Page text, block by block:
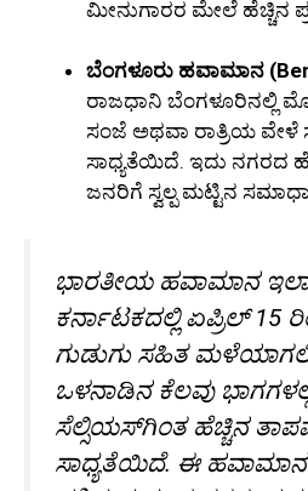
ಮೀನುಗಾರರ ಮೇಲೆ ಹೆಚ್ಚಿನ
ಬೆಂಗಳೂರು ಹವಾಮಾನ
ರಾಜಧಾನಿ ಬೆಂಗಳೂರಿನಲ್ಲಿ
ಸಂಜೆ ಅಥವಾ ರಾತ್ರಿಯ
ಸಾಧ್ಯತೆಯಿದೆ. ಇದು ನಗರದ
ಜನರಿಗೆ ಸ್ವಲ್ಪ ಮಟ್ಟಿನ
ಭಾರತೀಯ ಹವಾಮಾನ
ಕರ್ನಾಟಕದಲ್ಲಿ ಏಪ್ರಿಲ್ 15
ಗುಡುಗು ಸಹಿತ
ಒಳನಾಡಿನ ಕೆಲವು
ಸೆಲ್ಸಿಯಸ್‌ಗಿಂತ ಹೆಚ್ಚಿನ
ಸಾಧ್ಯತೆಯಿದೆ. ಈ